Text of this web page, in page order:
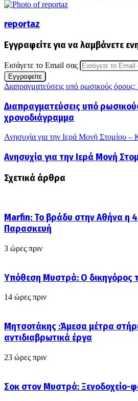
reportaz
Εγγραφείτε για να λαμβάνετε
Εισάγετε το Email σας
Διαπραγματεύσεις υπό ρωσικούς
Διαπραγματεύσεις υπό
χρονοδιάγραμμα
Ανησυχία για την Ιερά Μονή Στομίου
Ανησυχία για την Ιερά Μονή
Σχετικά άρθρα
Marfin: Το βράδυ στην Αθήνα η
Παρασκευή
3 ώρες πριν
Υπόθεση Μυστρά: Ο δικηγόρος
14 ώρες πριν
Μητσοτάκης :Άμεσα μέτρα
αντιδιαβρωτικά έργα
23 ώρες πριν
Σοκ στον Μυστρά: Ξενοδοχείο-